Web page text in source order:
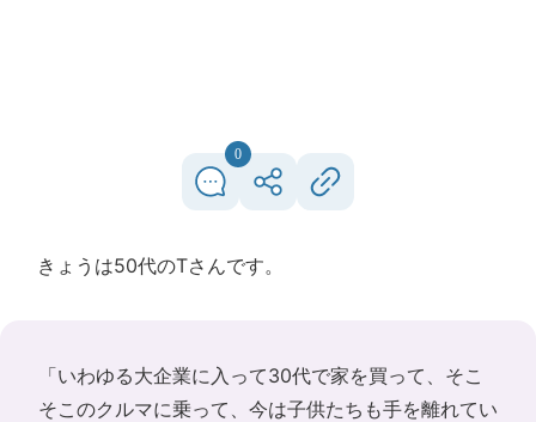
0
きょうは50代のTさんです。
「いわゆる大企業に入って30代で家を買って、そこ
そこのクルマに乗って、今は子供たちも手を離れてい